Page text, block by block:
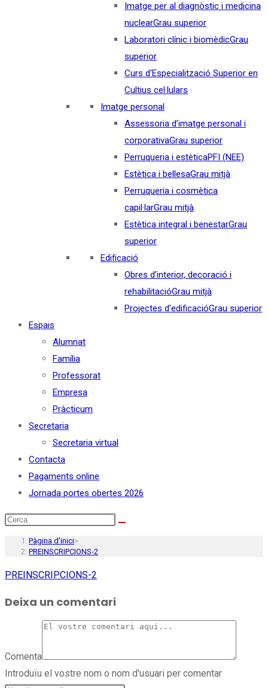
Imatge per al diagnòstic i medicina
nuclearGrau superior
Laboratori clínic i biomèdicGrau
superior
Curs d'Especialització Superior en
Cultius cel·lulars
Imatge personal
Assessoria d’imatge personal i
corporativaGrau superior
Perruqueria i estèticaPFI (NEE)
Estètica i bellesaGrau mitjà
Perruqueria i cosmètica
capil·larGrau mitjà
Estètica integral i benestarGrau
superior
Edificació
Obres d’interior, decoració i
rehabilitacióGrau mitjà
Projectes d’edificacióGrau superior
Espais
Alumnat
Família
Professorat
Empresa
Pràcticum
Secretaria
Secretaria virtual
Contacta
Pagaments online
Jornada portes obertes 2026
Pàgina d'inici>
PREINSCRIPCIONS-2
PREINSCRIPCIONS-2
Deixa un comentari
Comenta
Introduïu el vostre nom o nom d'usuari per comentar